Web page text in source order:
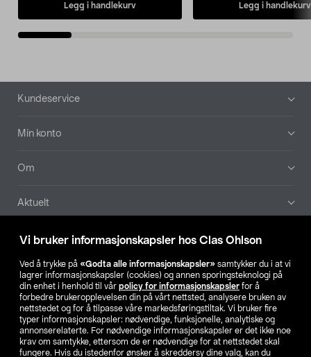
Vi bruker informasjonskapsler hos Clas Ohlson
Ved å trykke på «Godta alle informasjonskapsler» samtykker du i at vi
lagrer informasjonskapsler (cookies) og annen sporingsteknologi på
din enhet i henhold til vår policy for informasjonskapsler for å
forbedre brukeropplevelsen din på vårt nettsted, analysere bruken av
nettstedet og for å tilpasse våre markedsføringstiltak. Vi bruker fire
typer informasjonskapsler: nødvendige, funksjonelle, analytiske og
annonserelaterte. For nødvendige informasjonskapsler er det ikke noe
krav om samtykke, ettersom de er nødvendige for at nettstedet skal
fungere. Hvis du istedenfor ønsker å skreddersy dine valg, kan du
Legg i handlekurv Legg i handlekurv
Bunntekst
Kundeservice
Min konto
Om
Aktuelt
Våre selskaper
Finn din butikk
SE NO FI